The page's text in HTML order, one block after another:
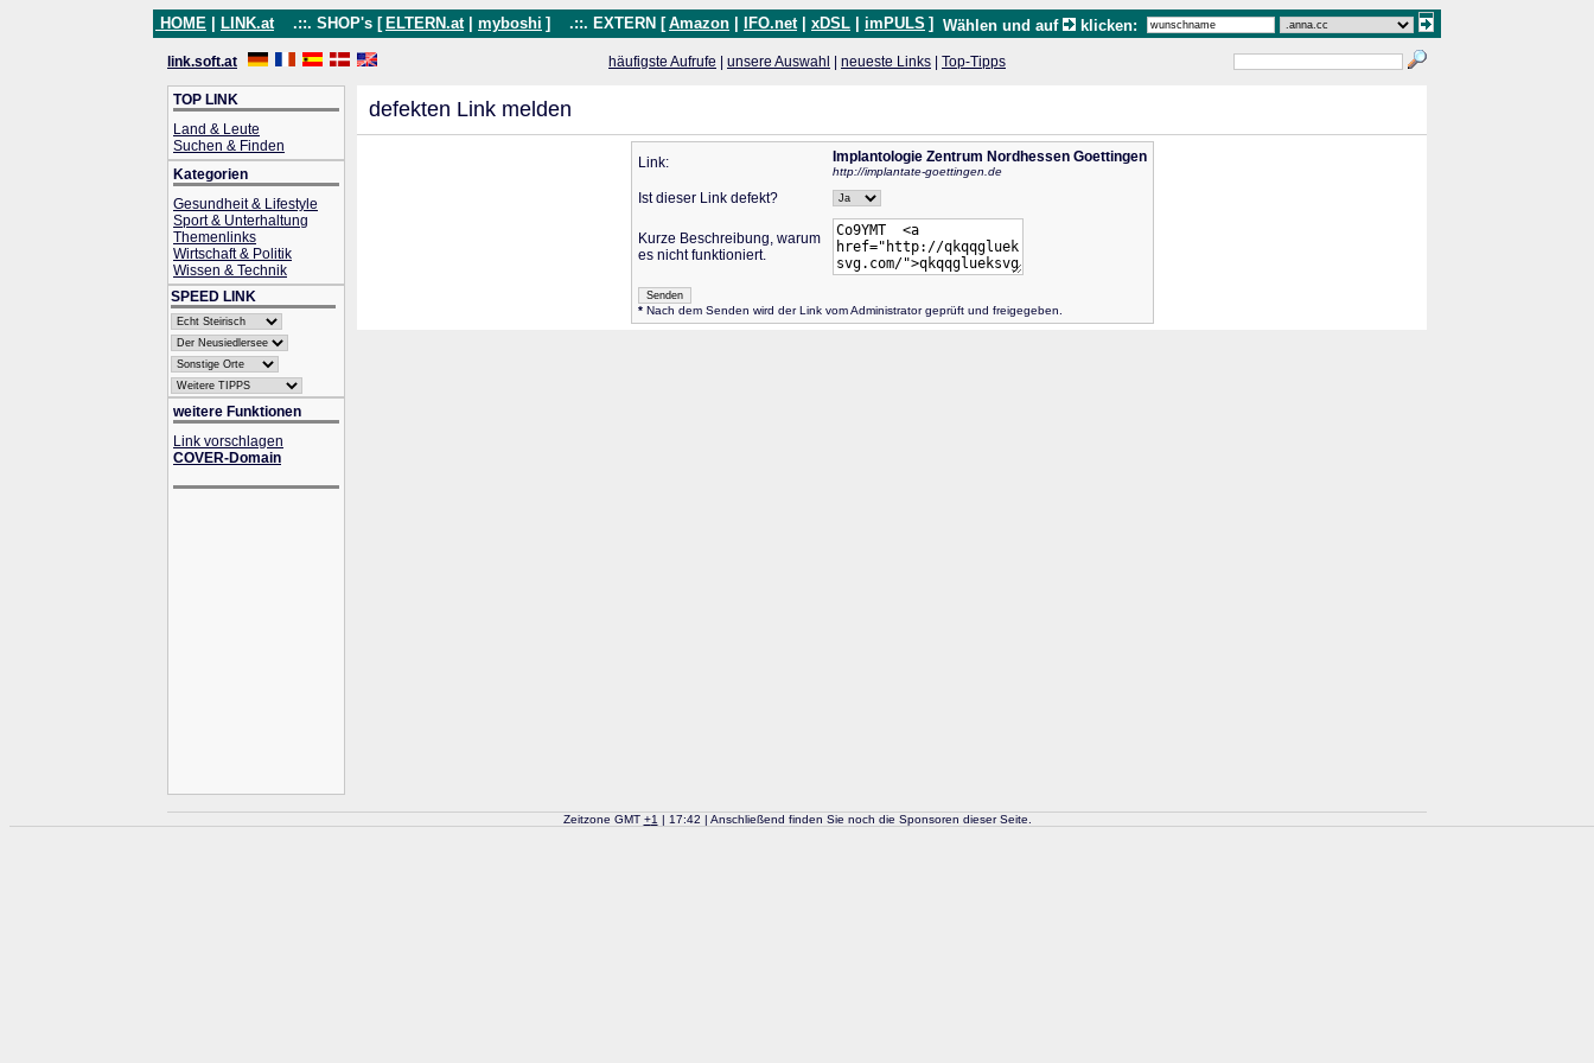
HOME LINK.at .::. SHOP's [ ELTERN.at myboshi ] .::. EXTERN [ Amazon IFO.net xDSL imPULS ] Wählen und auf klicken:
link.soft.at häufigste Aufrufe unsere Auswahl neueste Links Top-Tipps
TOP LINK
Land & Leute
Suchen & Finden
Kategorien
Gesundheit & Lifestyle
Sport & Unterhaltung
Themenlinks
Wirtschaft & Politik
Wissen & Technik
SPEED LINK
weitere Funktionen
Link vorschlagen
COVER-Domain
defekten Link melden
Link: Implantologie Zentrum Nordhessen Goettingen
http://implantate-goettingen.de
Ist dieser Link defekt?
Kurze Beschreibung, warum
es nicht funktioniert.
*Nach dem Senden wird der Link vom Administrator geprüft und freigegeben.
Zeitzone GMT +1 | 17:42 | Anschließend finden Sie noch die Sponsoren dieser Seite.